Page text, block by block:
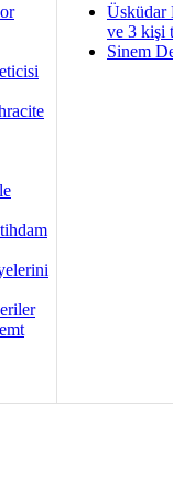
Üsküdar
ve 3 kişi
Sinem